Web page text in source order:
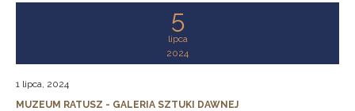
5
lipca
2024
1 lipca, 2024
MUZEUM RATUSZ - GALERIA SZTUKI DAWNEJ